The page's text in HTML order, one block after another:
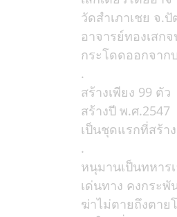
วัดสำเภาเชย จ.
อาจารย์ทองเสก
กระโดดออกจาก
.
สร้างเพียง 99 ตัว
สร้างปี พ.ศ.2547
เป็นชุดแรกที่สร้า
.
หนุมานเป็นทหาร
เด่นทาง คงกระ
ฆ่าไม่ตายถึงตา